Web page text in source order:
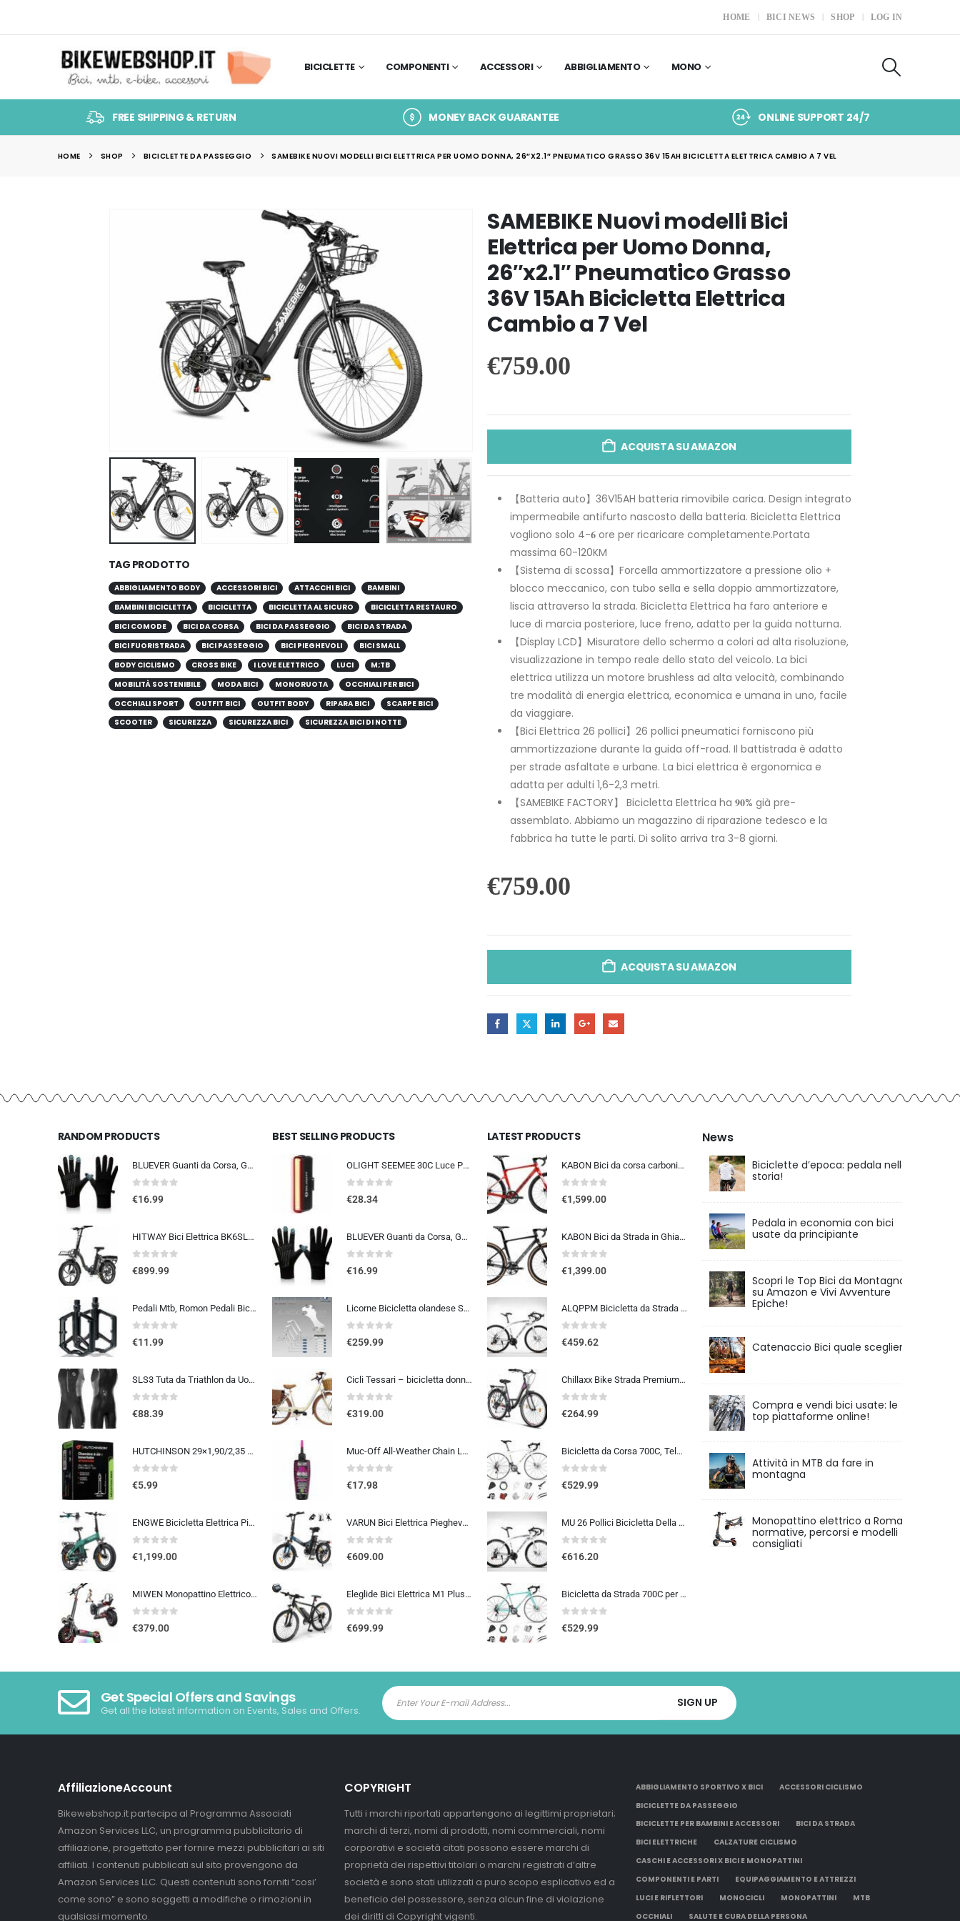
HOME BICI NEWS SHOP LOG IN
BICICLETTE COMPONENTI ACCESSORI ABBIGLIAMENTO MONO
FREE SHIPPING & RETURN MONEY BACK GUARANTEE ONLINE SUPPORT 24/7
HOME SHOP BICICLETTE DA PASSEGGIO SAMEBIKE NUOVI MODELLI BICI ELETTRICA PER UOMO DONNA, 26″X2.1″ PNEUMATICO GRASSO 36V 15AH BICICLETTA ELETTRICA CAMBIO A 7 VEL
TAG PRODOTTO
ABBIGLIAMENTO BODY ACCESSORI BICI ATTACCHI BICI
BAMBINI
BAMBINI BICICLETTA
BICICLETTA BICICLETTA AL SICURO
BICICLETTA RESTAURO
BICI COMODE
BICI DA CORSA BICI DA PASSEGGIO
BICI DA STRADA
BICI FUORISTRADA
BICI PASSEGGIO BICI PIEGHEVOLI
BICI SMALL
BODY CICLISMO
CROSS BIKE I LOVE ELETTRICO LUCI
M;TB
MOBILITÀ SOSTENIBILE
MODA BICI MONORUOTA
OCCHIALI PER BICI
OCCHIALI SPORT
OUTFIT BICI OUTFIT BODY RIPARA BICI
SCARPE BICI
SCOOTER
SICUREZZA SICUREZZA BICI SICUREZZA BICI DI NOTTE
SAMEBIKE Nuovi modelli Bici
Elettrica per Uomo Donna,
26″x2.1″ Pneumatico Grasso
36V 15Ah Bicicletta Elettrica
Cambio a 7 Vel
€759.00
ACQUISTA SU AMAZON
【Batteria auto】36V15AH batteria rimovibile carica. Design integrato
impermeabile antifurto nascosto della batteria. Bicicletta Elettrica
vogliono solo 4-𝟔 ore per ricaricare completamente.Portata
massima 60-120KM
【Sistema di scossa】Forcella ammortizzatore a pressione olio +
blocco meccanico, con tubo sella e sella doppio ammortizzatore,
liscia attraverso la strada. Bicicletta Elettrica ha faro anteriore e
luce di marcia posteriore, luce freno, adatto per la guida notturna.
【Display LCD】Misuratore dello schermo a colori ad alta risoluzione,
visualizzazione in tempo reale dello stato del veicolo. La bici
elettrica utilizza un motore brushless ad alta velocità, combinando
tre modalità di energia elettrica, economica e umana in uno, facile
da viaggiare.
【Bici Elettrica 26 pollici】26 pollici pneumatici forniscono più
ammortizzazione durante la guida off-road. Il battistrada è adatto
per strade asfaltate e urbane. La bici elettrica è ergonomica e
adatta per adulti 1,6-2,3 metri.
【SAMEBIKE FACTORY】 Bicicletta Elettrica ha 𝟗𝟎% già pre-
assemblato. Abbiamo un magazzino di riparazione tedesco e la
fabbrica ha tutte le parti. Di solito arriva tra 3-8 giorni.
€759.00
ACQUISTA SU AMAZON
RANDOM PRODUCTS
BLUEVER Guanti da Corsa, Guanti Invernali Antivento Touchscreen Guanti Sportivi Caldi Antiscivolo Idrorepellenti per Uomo Don
0out of 5
€16.99
HITWAY Bici Elettrica BK6SL1-36V15.6Ah, 250W E Bike da 20 pollici, Autonomia 70-150km, 7 Velocità, Controllo APP, Pieghevo…
0out of 5
€899.99
Pedali Mtb, Romon Pedali Bicicletta Alluminio di Alta Qualità e Cuscinetto du Sigillato, Pedali Piatti 9/16 Lavorati a CNC co
0out of 5
€11.99
SLS3 Tuta da Triathlon da Uomo Trisuit da 2 Tasche FRT Ottima vestibilità e comodità | Progettato Tedesco 2019
0out of 5
€88.39
HUTCHINSON 29×1,90/2,35 48 mm Presta Inner Tube 2014
0out of 5
€5.99
ENGWE Bicicletta Elettrica Pieghevole, Batteria Da 48 V 13,5Ah Con Autonomia Fino A 120km, Sensore Di Coppia Con Freni Idraul
0out of 5
€1,199.00
MIWEN Monopattino Elettrico Adulto Scooter – 48V 18Ah 45-55KM di Autonomia monopattino elettrico adulti 11/10.5 Pollici mo…
0out of 5
€379.00
BEST SELLING PRODUCTS
OLIGHT SEEMEE 30C Luce Posteriore Per Bicicletta LED 30 LUMEN Torcia Bici Rossa 5 Modalità Impermeabile IPX6 TYPE-C Fanale Po
0out of 5
€28.34
BLUEVER Guanti da Corsa, Guanti Invernali Antivento Touchscreen Guanti Sportivi Caldi Antiscivolo Idrorepellenti per Uomo Don
0out of 5
€16.99
Licorne Bicicletta olandese Stella Bike, city bike da 24,26 e 28 pollici, adatta sia a uomini che a donne, con cambio a 21 marce, Bambina Donna, bianco, 26
0out of 5
€259.99
Cicli Tessari – bicicletta donna bici da passeggio city bike 26 cambio 6 velocita’ telaio basso cesto in vimini vintage con b
0out of 5
€319.00
Muc-Off All-Weather Chain Lube, 120 ml – Lubrificante Catena Bici Biodegradabile, Olio Catena Bici di Tutti i Tipi – Formulat
0out of 5
€17.98
VARUN Bici Elettrica Pieghevole, 20” Bicicletta Elettrica Unisex, Batteria Rimovibile 48V 374.4Wh, Autonomia 70Km, 7 Velocit
0out of 5
€609.00
Eleglide Bici Elettrica M1 Plus, Bicicletta Elettrica 27,5″, Mountain Bike Elettrica, mtb elettrica Batteria Rimovibile 12,5 Ah, 21 Velocità, bicicletta elettrica pedalata assistita
0out of 5
€699.99
LATEST PRODUCTS
KABON Bici da corsa carbonio, 700C bici da strada T800 Completamente carbonio con Shimano 105 R7000 22 velocità 8.1 KG Leg…
0out of 5
€1,599.00
KABON Bici da Strada in Ghiaia di Carbonio, Bicicletta con Telaio in Fibra di Carbonio T800 con Bicicletta da Corsa con Fr…
0out of 5
€1,399.00
ALQPPM Bicicletta da Strada da 26 Pollici, Bici da 24 Velocità, Freno a Doppio Disco, Telaio in Acciaio ad Alto Tenore Di …
0out of 5
€459.62
Chillaxx Bike Strada Premium City Bike da 26 e 28 pollici, bicicletta per ragazze, ragazzi, uomini e donne, cambio a 21 ma…
0out of 5
€264.99
Bicicletta da Corsa 700C, Telaio in Acciaio con Cambio a 24/27/30 Marce, Bicicletta da Strada per Uomo Donna, Bici da Stra…
0out of 5
€529.99
MU 26 Pollici Bicicletta Della Strada, 24 Velocità Bici, Doppio Disco Freno, Acciaio Al Carbonio Telaio, Strada Biciclette…
0out of 5
€616.20
Bicicletta da Strada 700C per Uomo Donna, Bicicletta da Corsa con Freno a Disco 24/27/30 velocità, Telaio in Acciaio ad Al…
0out of 5
€529.99
News
Biciclette d’epoca: pedala nella
storia!
Pedala in economia con bici
usate da principiante
Scopri le Top Bici da Montagna
su Amazon e Vivi Avventure
Epiche!
Catenaccio Bici quale scegliere
Compra e vendi bici usate: le
top piattaforme online!
Attività in MTB da fare in
montagna
Monopattino elettrico a Roma:
normative, percorsi e modelli
consigliati
Get Special Offers and Savings
Get all the latest information on Events, Sales and Offers.
AffiliazioneAccount
Bikewebshop.it partecipa al Programma Associati
Amazon Services LLC, un programma pubblicitario di
affiliazione, progettato per fornire mezzi pubblicitari ai siti
affiliati. I contenuti pubblicati sul sito provengono da
Amazon Services LLC. Questi contenuti sono forniti “cosi’
come sono” e sono soggetti a modifiche o rimozioni in
qualsiasi momento.
COPYRIGHT
Tutti i marchi riportati appartengono ai legittimi proprietari;
marchi di terzi, nomi di prodotti, nomi commerciali, nomi
corporativi e società citati possono essere marchi di
proprietà dei rispettivi titolari o marchi registrati d’altre
società e sono stati utilizzati a puro scopo esplicativo ed a
beneficio del possessore, senza alcun fine di violazione
dei diritti di Copyright vigenti.
ABBIGLIAMENTO SPORTIVO X BICI
ACCESSORI CICLISMO
BICICLETTE DA PASSEGGIO
BICICLETTE PER BAMBINI E ACCESSORI
BICI DA STRADA
BICI ELETTRICHE
CALZATURE CICLISMO
CASCHI E ACCESSORI X BICI E MONOPATTINI
COMPONENTI E PARTI
EQUIPAGGIAMENTO E ATTREZZI
LUCI E RIFLETTORI
MONOCICLI MONOPATTINI
MTB
OCCHIALI
SALUTE E CURA DELLA PERSONA